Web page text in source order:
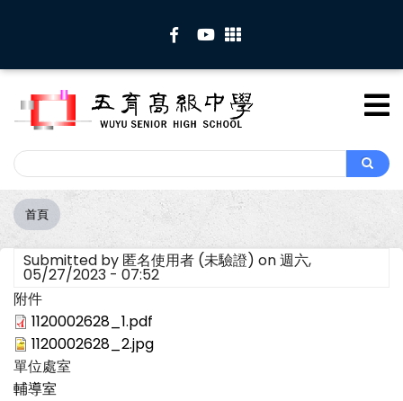
內
Search
Search
導
航
連
結
首頁
Submitted by 匿名使用者 (未驗證) on週六,
05/27/2023 - 07:52
附件
1120002628_1.pdf
1120002628_2.jpg
單位處室
輔導室